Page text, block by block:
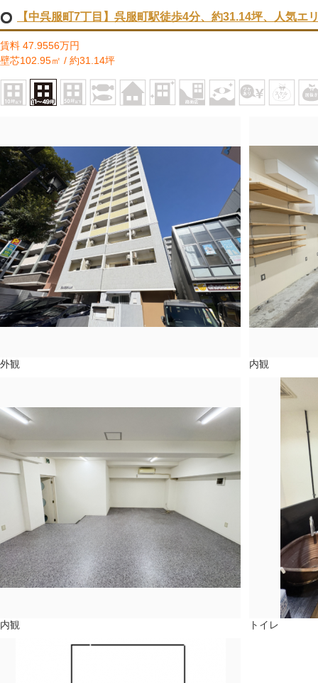
【中呉服町7丁目】呉服町駅徒歩4分、約31.14坪、人気エ
賃料 47.9556万円
壁芯102.95㎡ / 約31.14坪
外観 内観
内観 トイレ